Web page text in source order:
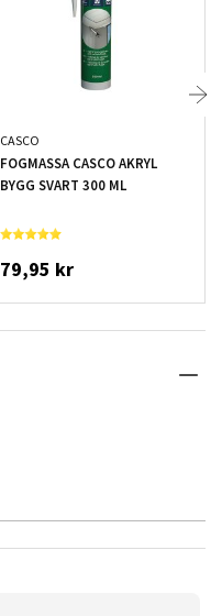
CASCO
FOGMASSA CASCO AKRYL
BYGG SVART 300 ML
79,95 kr